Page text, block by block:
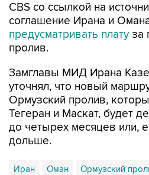
CBS со ссылкой на
соглашение Ирана и
предусматривать плату за
пролив.
Замглавы МИД Ирана
уточнял, что новый
Ормузский пролив,
Тегеран и Маскат, будет
до четырех месяцев или,
дольше.
Иран Оман Ормузский